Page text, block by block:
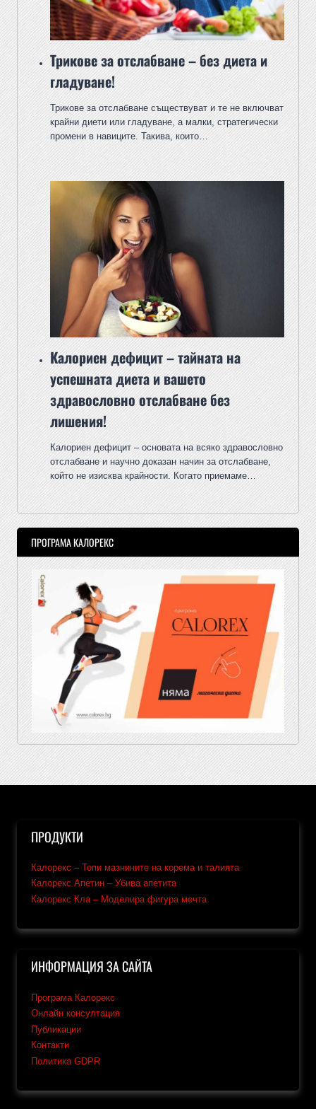
Трикове за отслабване – без диета и
гладуване!
Трикове за отслабване съществуват и те не включват
крайни диети или гладуване, а малки, стратегически
промени в навиците. Такива, които…
Калориен дефицит – тайната на
успешната диета и вашето
здравословно отслабване без
лишения!
Калориен дефицит – основата на всяко здравословно
отслабване и научно доказан начин за отслабване,
който не изисква крайности. Когато приемаме…
ПРОГРАМА КАЛОРЕКС
ПРОДУКТИ
Калорекс – Топи мазнините на корема и талията
Калорекс Апетин – Убива апетита
Калорекс Кла – Моделира фигура мечта
ИНФОРМАЦИЯ ЗА САЙТА
Програма Калорекс
Онлайн консултация
Публикации
Контакти
Политика GDPR